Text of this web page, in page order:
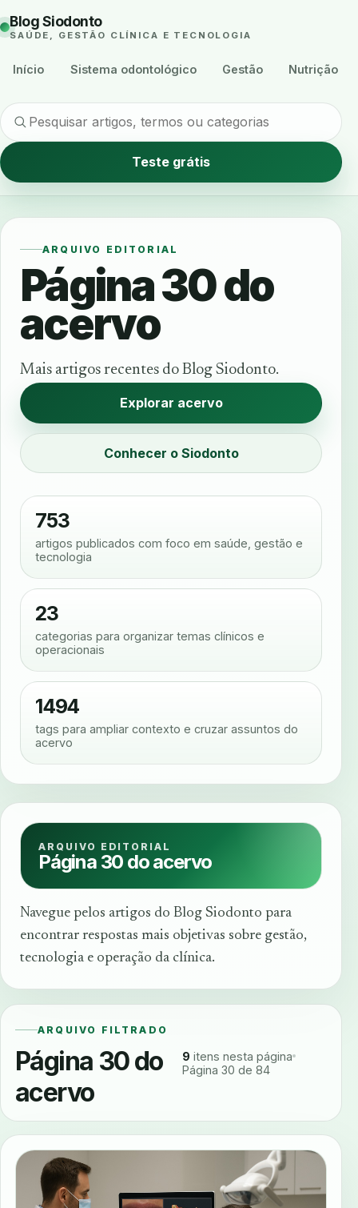
Blog Siodonto
SAÚDE, GESTÃO CLÍNICA E TECNOLOGIA
Início Sistema odontológico Gestão Nutrição
Teste grátis
ARQUIVO EDITORIAL
Página 30 do
acervo
Mais artigos recentes do Blog Siodonto.
Explorar acervo
Conhecer o Siodonto
753
artigos publicados com foco em saúde, gestão e
tecnologia
23
categorias para organizar temas clínicos e
operacionais
1494
tags para ampliar contexto e cruzar assuntos do
acervo
ARQUIVO EDITORIAL
Página 30 do acervo
Navegue pelos artigos do Blog Siodonto para
encontrar respostas mais objetivas sobre gestão,
tecnologia e operação da clínica.
ARQUIVO FILTRADO
Página 30 do
acervo
9 itens nesta página
Página 30 de 84